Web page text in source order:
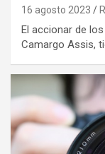
16 agosto 2023
El accionar de
Camargo Assis,